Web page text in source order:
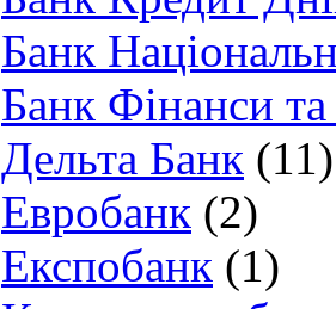
Банк
Банк Фінанси
Дельта Банк (11)
Евробанк (2)
Експобанк (1)